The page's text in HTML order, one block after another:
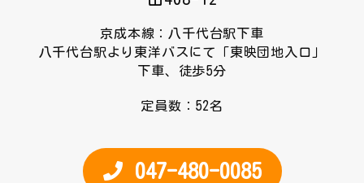
京成本線：八千代台駅下車
八千代台駅より東洋バスにて「東映団地入口」
下車、徒歩5分
定員数：52名
047-480-0085